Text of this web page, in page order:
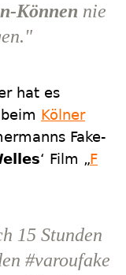
Können nie
hat es
Kölner
Fake-
‘ Film „F
15 Stunden
#varoufake